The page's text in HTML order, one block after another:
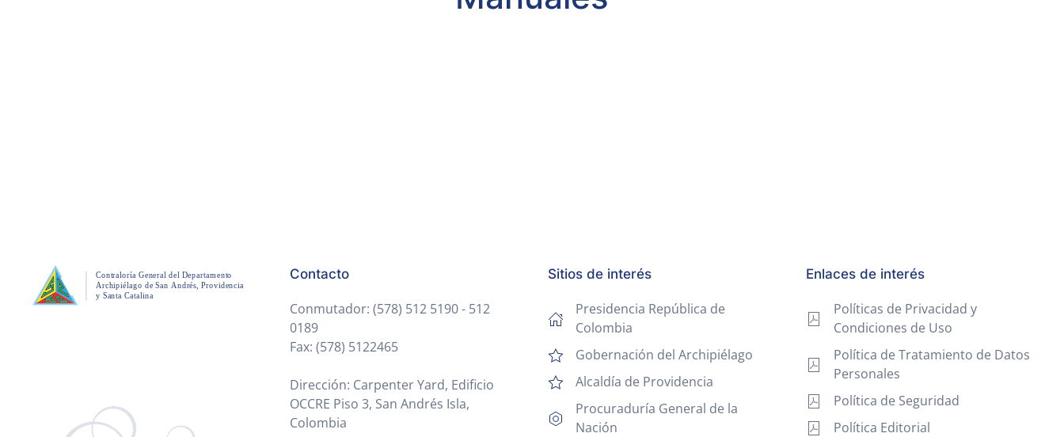
Contacto
Conmutador: (578) 512 5190 - 512
0189
Fax: (578) 5122465
Dirección: Carpenter Yard, Edificio
OCCRE Piso 3, San Andrés Isla,
Colombia
Enlaces de interés
Políticas de Privacidad y
Condiciones de Uso
Política de Tratamiento de Datos
Personales
Política de Seguridad
Política Editorial
Sitios de interés
Presidencia República de
Colombia
Gobernación del Archipiélago
Alcaldía de Providencia
Procuraduría General de la
Nación